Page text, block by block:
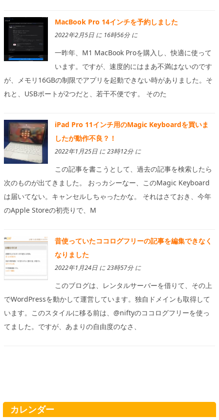
MacBook Pro 14インチを予約しました
2022年2月5日 に 16時56分 に
一昨年、M1 MacBook Proを購入し、快適に使って
います。ですが、速度的にはまあ不満はないのです
が、メモリ16GBの制限でアプリを起動できない時がありました。そ
れと、USBポートが2つだと、若干不便です。 そのた
iPad Pro 11インチ用のMagic Keyboardを買いま
したが動作不良？！
2022年1月25日 に 23時12分 に
この記事を書こうとして、過去の記事を検索したら
次のものが出てきました。 おっカシーなー、このMagic Keyboard
は届いてない。キャンセルしちゃったかな。 それはさておき、今年
のApple Storeの初売りで、M
昔使っていたココログフリーの記事を編集できなく
なりました
2022年1月24日 に 23時57分 に
このブログは、レンタルサーバーを借りて、その上
でWordPressを動かして運営しています。独自ドメインも取得して
います。このスタイルに移る前は、@niftyのココログフリーを使っ
てました。ですが、あまりの自由度のなさ、
カレンダー